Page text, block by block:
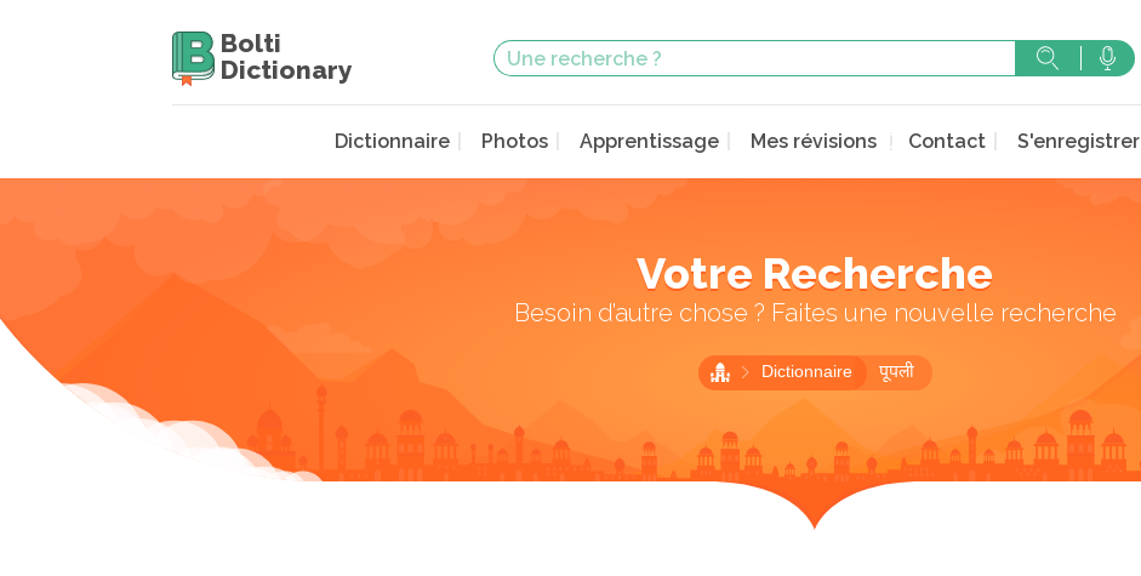
Bolti
Dictionary
Dictionnaire Photos Apprentissage Mes révisions Contact S'enregistrer
Votre Recherche
Besoin d’autre chose ? Faites une nouvelle recherche
Dictionnaire पूपली